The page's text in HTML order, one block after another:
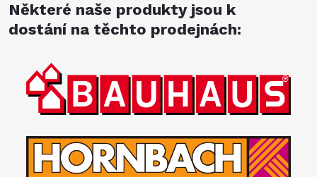
Některé naše produkty jsou k
dostání na těchto prodejnách: